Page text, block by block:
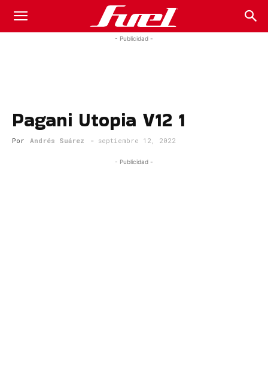
Fuel
Magazine
- Publicidad -
Pagani Utopia V12 1
Por Andrés Suárez - septiembre 12, 2022
- Publicidad -